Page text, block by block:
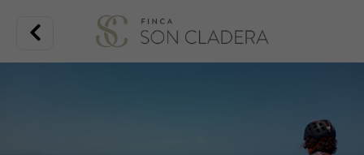
Zustand erhalten zu können, den sie verdient, und damit auch andere